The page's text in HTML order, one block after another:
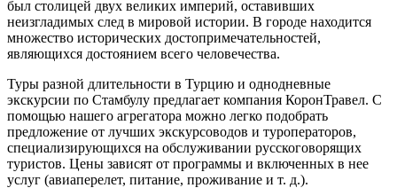
был столицей двух великих империй, оставивших
неизгладимых след в мировой истории. В городе находится
множество исторических достопримечательностей,
являющихся достоянием всего человечества.
Туры разной длительности в Турцию и однодневные
экскурсии по Стамбулу предлагает компания КоронТравел. С
помощью нашего агрегатора можно легко подобрать
предложение от лучших экскурсоводов и туроператоров,
специализирующихся на обслуживании русскоговорящих
туристов. Цены зависят от программы и включенных в нее
услуг (авиаперелет, питание, проживание и т. д.).